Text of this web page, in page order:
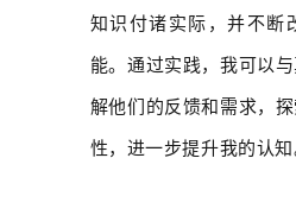
知识付诸实际，并不断
能。通过实践，我可以
解他们的反馈和需求，
性，进一步提升我的认知